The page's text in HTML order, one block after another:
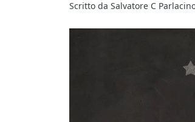
Scritto da Salvatore C